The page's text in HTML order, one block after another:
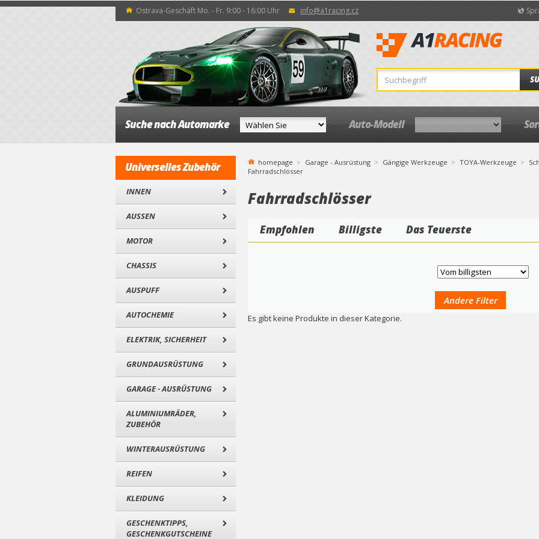
Ostrava-Geschäft Mo. - Fr. 9:00 - 16:00 Uhr info@a1racing.cz
Suche nach Automarke Auto-Modell
Universelles Zubehör
INNEN
AUSSEN
MOTOR
CHASSIS
AUSPUFF
AUTOCHEMIE
ELEKTRIK, SICHERHEIT
GRUNDAUSRÜSTUNG
GARAGE - AUSRÜSTUNG
ALUMINIUMRÄDER,
ZUBEHÖR
WINTERAUSRÜSTUNG
REIFEN
KLEIDUNG
GESCHENKTIPPS,
GESCHENKGUTSCHEINE
homepage Garage - Ausrüstung Gängige Werkzeuge TOYA-Werkzeuge
Fahrradschlösser
Fahrradschlösser
Empfohlen Billigste Das Teuerste
Andere Filter
Es gibt keine Produkte in dieser Kategorie.